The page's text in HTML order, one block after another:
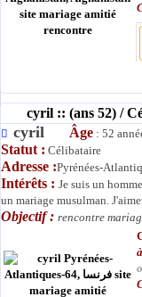
cyril :: (ans 52) /
cyril Âge : 52
Statut : Célibataire
Adresse :
Intérêts : Je suis un
un mariage musulman.
Objectif : rencontre